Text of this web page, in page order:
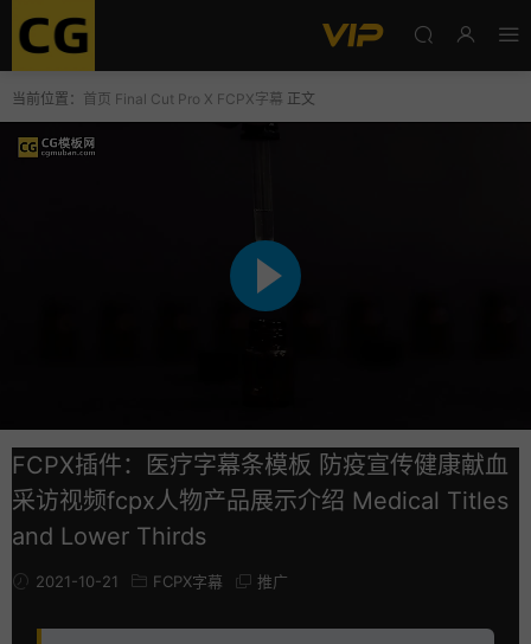
当前位置： 首页 Final Cut Pro X FCPX字幕 正文
FCPX插件：医疗字幕条模板 防疫宣传健康献血
采访视频fcpx人物产品展示介绍 Medical Titles
and Lower Thirds
2021-10-21 FCPX字幕 推广